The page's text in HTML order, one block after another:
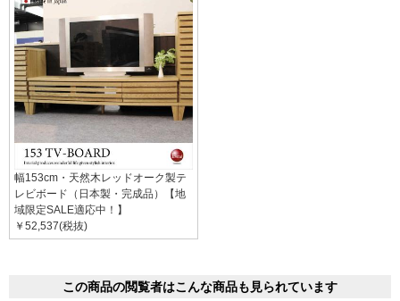
幅153cm・天然木レッドオーク製テ
レビボード（日本製・完成品）【地
域限定SALE適応中！】
￥52,537(税抜)
この商品の閲覧者はこんな商品も見られています